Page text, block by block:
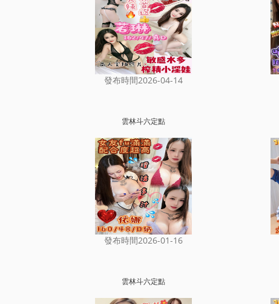
發布時間2026-04-14
雲林斗六定點
發布時間2026-01-16
雲林斗六定點